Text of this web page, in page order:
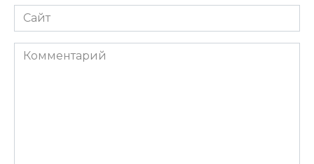
Сайт
Комментарий